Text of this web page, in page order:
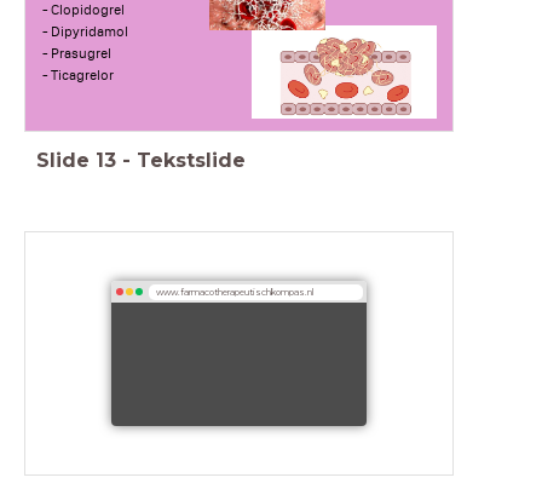
- Clopidogrel
- Dipyridamol
- Prasugrel
- Ticagrelor
Slide 13 - Tekstslide
www.farmacotherapeutischkompas.nl